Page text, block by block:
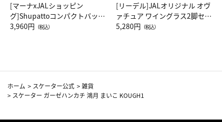
[マーナxJALショッピン
グ]Shupattoコンパクトバッグ
Drop JAL客室乗務員（LC）ス
3,960円 （税込）
[リーデル]JALオリジナル オヴ
ァチュア ワイングラス2脚セッ
ト（レッドワイン）
5,280円 （税込）
ホーム > スケーター公式 >雑貨
> スケーター ガーゼハンカチ 鴻月 まいこ KOUGH1